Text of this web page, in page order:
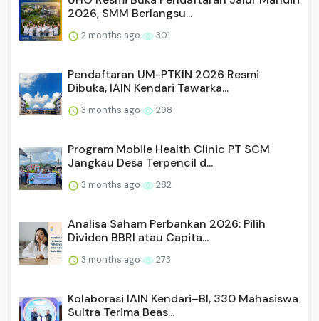
2026, SMM Berlangsu...
2 months ago 301
Pendaftaran UM-PTKIN 2026 Resmi
Dibuka, IAIN Kendari Tawarka...
3 months ago 298
Program Mobile Health Clinic PT SCM
Jangkau Desa Terpencil d...
3 months ago 282
Analisa Saham Perbankan 2026: Pilih
Dividen BBRI atau Capita...
3 months ago 273
Kolaborasi IAIN Kendari–BI, 330 Mahasiswa
Sultra Terima Beas...